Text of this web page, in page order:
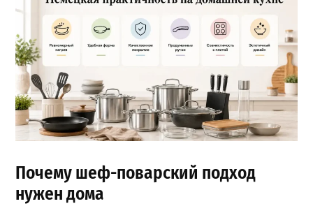
Почему шеф-поварский подход
нужен дома